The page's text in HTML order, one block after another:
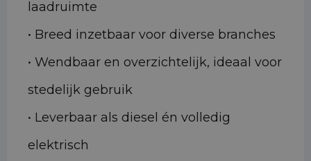
laadruimte
• Breed inzetbaar voor diverse branches
• Wendbaar en overzichtelijk, ideaal voor
stedelijk gebruik
• Leverbaar als diesel én volledig
elektrisch